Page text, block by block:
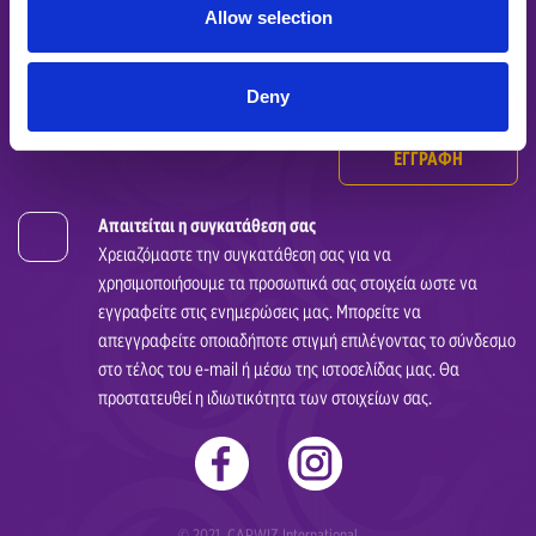
Allow selection
Deny
ΕΓΓΡΑΦΗ
Απαιτείται η συγκατάθεση σας
Χρειαζόμαστε την συγκατάθεση σας για να
χρησιμοποιήσουμε τα προσωπικά σας στοιχεία ωστε να
εγγραφείτε στις ενημερώσεις μας. Μπορείτε να
απεγγραφείτε οποιαδήποτε στιγμή επιλέγοντας το σύνδεσμο
στο τέλος του e-mail ή μέσω της ιστοσελίδας μας. Θα
προστατευθεί η ιδιωτικότητα των στοιχείων σας.